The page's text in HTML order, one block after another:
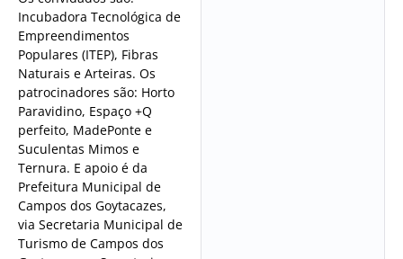
Incubadora Tecnológica de
Empreendimentos
Populares (ITEP), Fibras
Naturais e Arteiras. Os
patrocinadores são: Horto
Paravidino, Espaço +Q
perfeito, MadePonte e
Suculentas Mimos e
Ternura. E apoio é da
Prefeitura Municipal de
Campos dos Goytacazes,
via Secretaria Municipal de
Turismo de Campos dos